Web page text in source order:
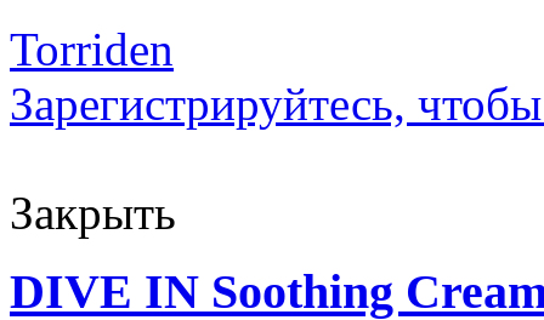
Torriden
Зарегистрируйтесь,
Закрыть
DIVE IN Soothing